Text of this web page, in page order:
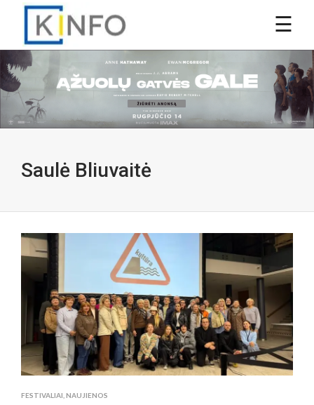
Saulė Bliuvaitė
FESTIVALIAI NAUJIENOS